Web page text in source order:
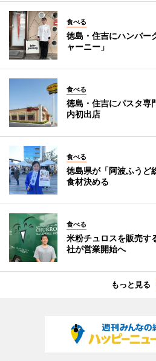
食べる
徳島・住吉にハンバー
ャーニー」
食べる
徳島・住吉にパスタ
内初出店
食べる
徳島県が「阿波ふう
食材決める
食べる
米粉チュロスを販売
社が営業開始へ
もっと見る